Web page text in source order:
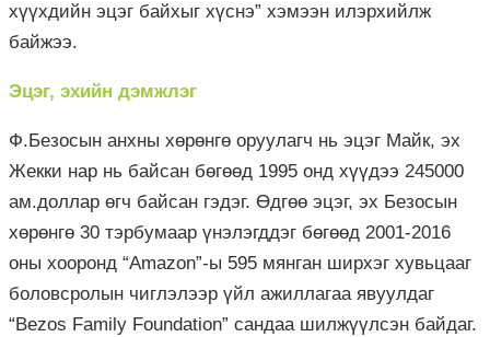
хүүхдийн эцэг байхыг хүснэ” хэмээн илэрхийлж
байжээ.
Эцэг, эхийн дэмжлэг
Ф.Безосын анхны хөрөнгө оруулагч нь эцэг Майк, эх
Жекки нар нь байсан бөгөөд 1995 онд хүүдээ 245000
ам.доллар өгч байсан гэдэг. Өдгөө эцэг, эх Безосын
хөрөнгө 30 тэрбумаар үнэлэгддэг бөгөөд 2001-2016
оны хооронд “Amazon”-ы 595 мянган ширхэг хувьцааг
боловсролын чиглэлээр үйл ажиллагаа явуулдаг
“Bezos Family Foundation” сандаа шилжүүлсэн байдаг.